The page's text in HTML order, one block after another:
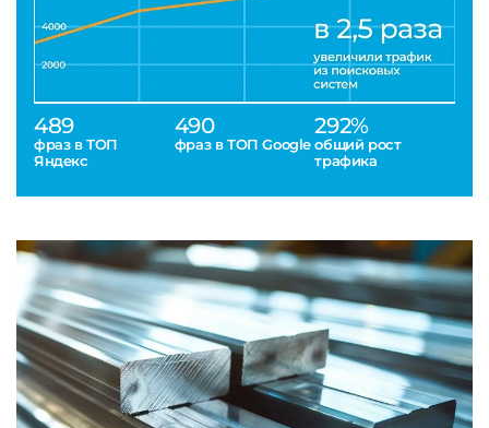
489
фраз в ТОП
Яндекс
490
фраз в ТОП Google
292%
общий рост
трафика